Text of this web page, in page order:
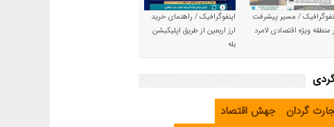
/ مسیر پیشرفت
منطقه ویژه اقتصادی لامرد
اینفوگرافیک / راهنمای خرید
ارز اربعین از طریق اپلیکیشن
بله
گردان
جهش اقتصاد